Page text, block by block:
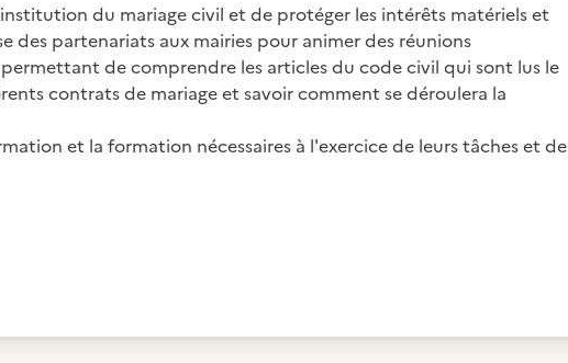
du mariage civil et de protéger les intérêts matériels et
des partenariats aux mairies pour animer des réunions
de comprendre les articles du code civil qui sont lus le
contrats de mariage et savoir comment se déroulera la
et la formation nécessaires à l'exercice de leurs tâches et de